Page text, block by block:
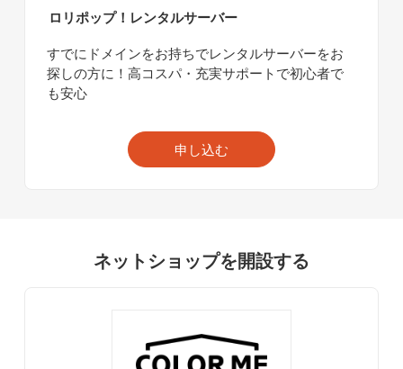
ロリポップ！レンタルサーバー
すでにドメインをお持ちでレンタルサーバーをお
探しの方に！高コスパ・充実サポートで初心者で
も安心
申し込む
ネットショップを開設する